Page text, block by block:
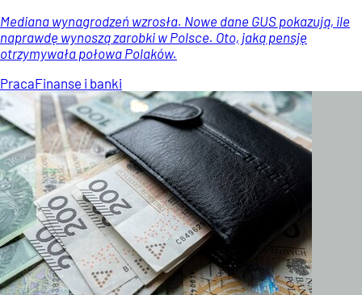
Mediana wynagrodzeń wzrosła. Nowe dane GUS pokazują, ile
naprawdę wynoszą zarobki w Polsce. Oto, jaką pensję
otrzymywała połowa Polaków.
PracaFinanse i banki